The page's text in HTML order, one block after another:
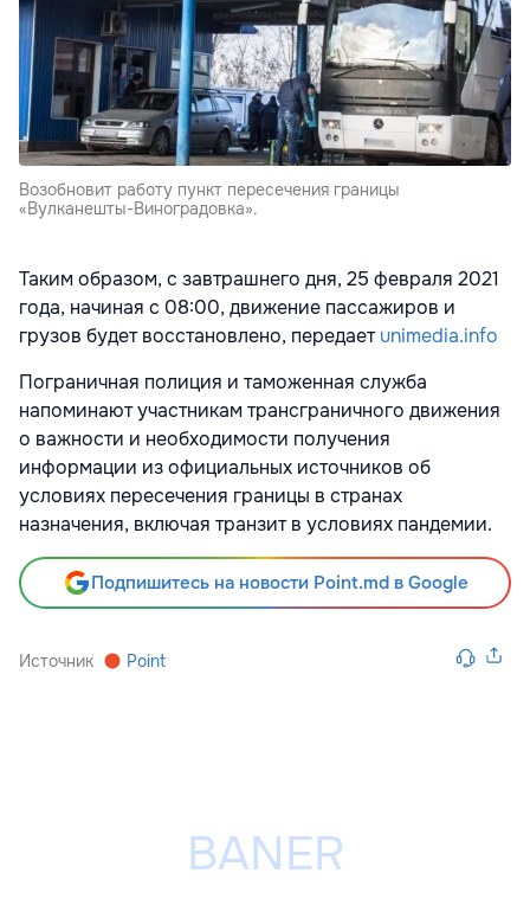
Возобновит работу пункт пересечения границы
«Вулканешты-Виноградовка».
Таким образом, с завтрашнего дня, 25 февраля 2021
года, начиная с 08:00, движение пассажиров и
грузов будет восстановлено, передаетunimedia.info
Пограничная полиция и таможенная служба
напоминают участникам трансграничного движения
о важности и необходимости получения
информации из официальных источников об
условиях пересечения границы в странах
назначения, включая транзит в условиях пандемии.
Подпишитесь на новости Point.md в Google
Источник Point